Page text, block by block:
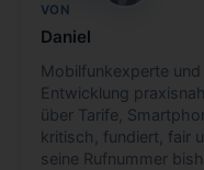
VON
Daniel
Mobilfunkexperte
Entwicklung
über Tarife,
kritisch, fundiert, fair
seine Rufnummer